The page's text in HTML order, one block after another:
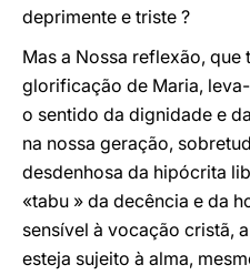
deprimente e triste ?
Mas a Nossa reflexão,
glorificação de Maria,
o sentido da dignidade e
na nossa geração,
desdenhosa da hipócrita
«tabu » da decência e da
sensível à vocação cristã,
esteja sujeito à alma,